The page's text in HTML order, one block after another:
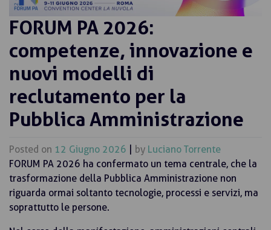
FORUM PA 2026:
competenze, innovazione e
nuovi modelli di
reclutamento per la
Pubblica Amministrazione
Posted on 12 Giugno 2026 by Luciano Torrente
FORUM PA 2026 ha confermato un tema centrale, che la
trasformazione della Pubblica Amministrazione non
riguarda ormai soltanto tecnologie, processi e servizi, ma
soprattutto le persone.